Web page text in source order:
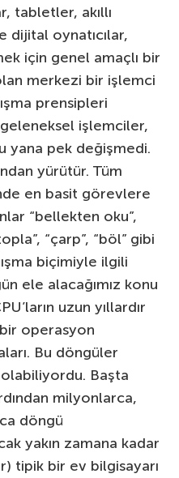
tabletler, akıllı
dijital oynatıcılar,
için genel amaçlı bir
merkezi bir işlemci
prensipleri
geleneksel işlemciler,
yana pek değişmedi.
yürütür. Tüm
en basit görevlere
“bellekten oku”,
“çarp”, “böl” gibi
biçimiyle ilgili
ele alacağımız konu
uzun yıllardır
operasyon
Bu döngüler
Başta
milyonlarca,
döngü
yakın zamana kadar
tipik bir ev bilgisayarı